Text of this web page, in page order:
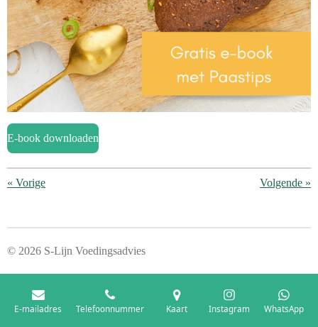
E-book downloaden
« Vorige Volgende »
© 2026 S-Lijn Voedingsadvies
E-mailadres Telefoonnummer Kaart Instagram WhatsApp